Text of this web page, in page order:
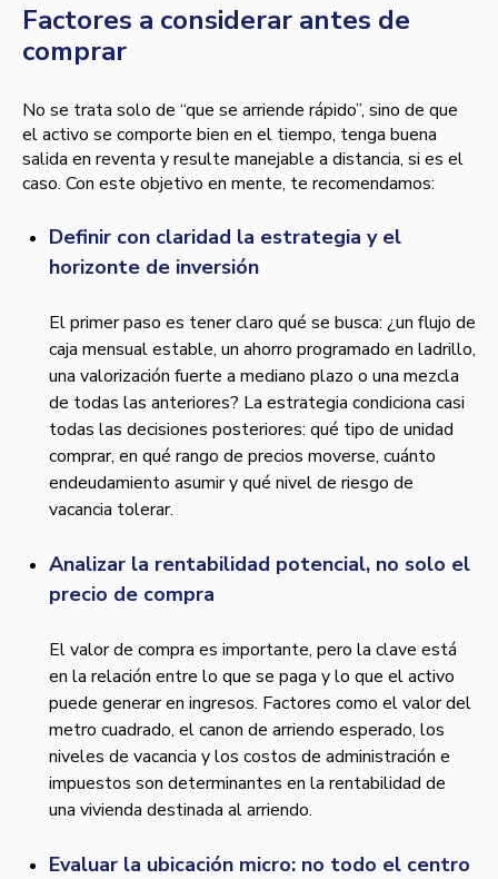
Factores a considerar antes de
comprar
No se trata solo de “que se arriende rápido”, sino de que
el activo se comporte bien en el tiempo, tenga buena
salida en reventa y resulte manejable a distancia, si es el
caso. Con este objetivo en mente, te recomendamos:
Definir con claridad la estrategia y el
horizonte de inversión
El primer paso es tener claro qué se busca: ¿un flujo de
caja mensual estable, un ahorro programado en ladrillo,
una valorización fuerte a mediano plazo o una mezcla
de todas las anteriores? La estrategia condiciona casi
todas las decisiones posteriores: qué tipo de unidad
comprar, en qué rango de precios moverse, cuánto
endeudamiento asumir y qué nivel de riesgo de
vacancia tolerar.
Analizar la rentabilidad potencial, no solo el
precio de compra
El valor de compra es importante, pero la clave está
en la relación entre lo que se paga y lo que el activo
puede generar en ingresos. Factores como el valor del
metro cuadrado, el canon de arriendo esperado, los
niveles de vacancia y los costos de administración e
impuestos son determinantes en la rentabilidad de
una vivienda destinada al arriendo.
Evaluar la ubicación micro: no todo el centro